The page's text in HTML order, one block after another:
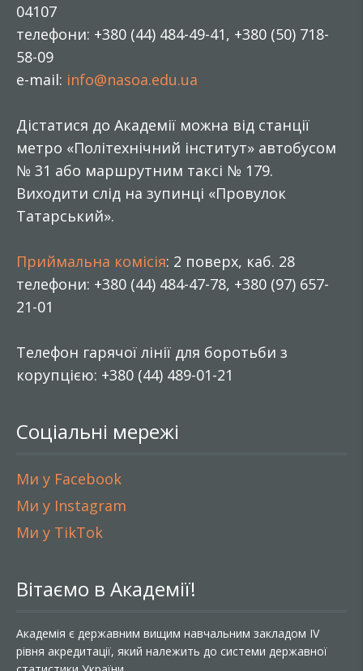
04107
телефони: +380 (44) 484-49-41, +380 (50) 718-
58-09
e-mail: info@nasoa.edu.ua
Дістатися до Академії можна від станції
метро «Політехнічний інститут» автобусом
№ 31 або маршрутним таксі № 179.
Виходити слід на зупинці «Провулок
Татарський».
Приймальна комісія: 2 поверх, каб. 28
телефони: +380 (44) 484-47-78, +380 (97) 657-
21-01
Телефон гарячої лінії для боротьби з
корупцією: +380 (44) 489-01-21
Соціальні мережі
Ми у Facebook
Ми у Instagram
Ми у TikTok
Вітаємо в Академії!
Академія є державним вищим навчальним закладом IV
рівня акредитації, який належить до системи державної